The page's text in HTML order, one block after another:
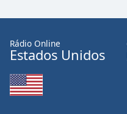
Background
Color
Opacity
Rádio Online
Estados Unidos